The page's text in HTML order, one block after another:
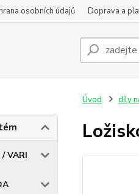
osobních údajů Doprava a
VARI
Úvod díly